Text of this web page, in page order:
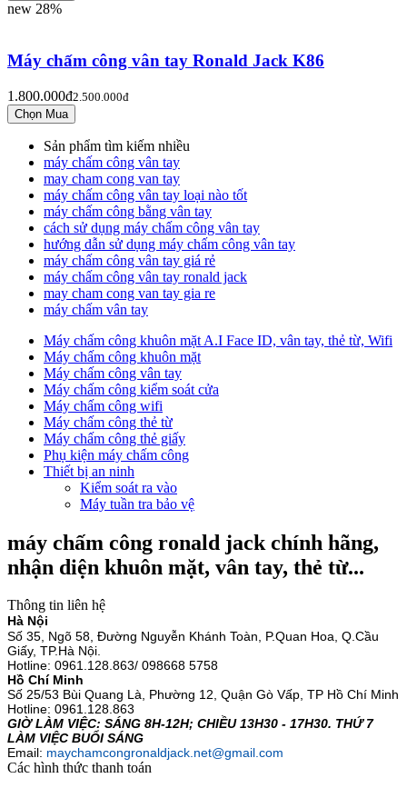
new 28%
Máy chấm công vân tay Ronald Jack K86
1.800.000đ2.500.000đ
Sản phẩm tìm kiếm nhiều
máy chấm công vân tay
may cham cong van tay
máy chấm công vân tay loại nào tốt
máy chấm công bằng vân tay
cách sử dụng máy chấm công vân tay
hướng dẫn sử dụng máy chấm công vân tay
máy chấm công vân tay giá rẻ
máy chấm công vân tay ronald jack
may cham cong van tay gia re
máy chấm vân tay
Máy chấm công khuôn mặt A.I Face ID, vân tay, thẻ từ, Wifi
Máy chấm công khuôn mặt
Máy chấm công vân tay
Máy chấm công kiểm soát cửa
Máy chấm công wifi
Máy chấm công thẻ từ
Máy chấm công thẻ giấy
Phụ kiện máy chấm công
Thiết bị an ninh
Kiểm soát ra vào
Máy tuần tra bảo vệ
máy chấm công ronald jack chính hãng,
nhận diện khuôn mặt, vân tay, thẻ từ...
Thông tin liên hệ
Hà Nội
Số 35, Ngõ 58, Đường Nguyễn Khánh Toàn, P.Quan Hoa, Q.Cầu
Giấy, TP.Hà Nội.
Hotline: 0961.128.863/ 098668 5758
Hồ Chí Minh
Số 25/53 Bùi Quang Là, Phường 12, Quận Gò Vấp, TP Hồ Chí Minh
Hotline: 0961.128.863
GIỜ LÀM VIỆC: SÁNG 8H-12H; CHIỀU 13H30 - 17H30. THỨ 7
LÀM VIỆC BUỔI SÁNG
Email: maychamcongronaldjack.net@gmail.com
Các hình thức thanh toán